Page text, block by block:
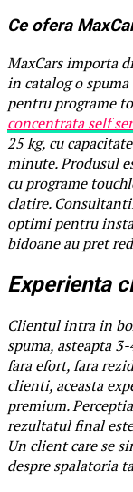
Ce ofera
MaxCars importa
in catalog o
pentru programe
concentrata self
25 kg, cu
minute. Produsul
cu programe
clatire.
optimi pentru
bidoane au pret
Experienta
Clientul intra in
spuma, asteapta
fara efort, fara
clienti, aceasta
premium.
rezultatul final
Un client care se
despre spalatoria